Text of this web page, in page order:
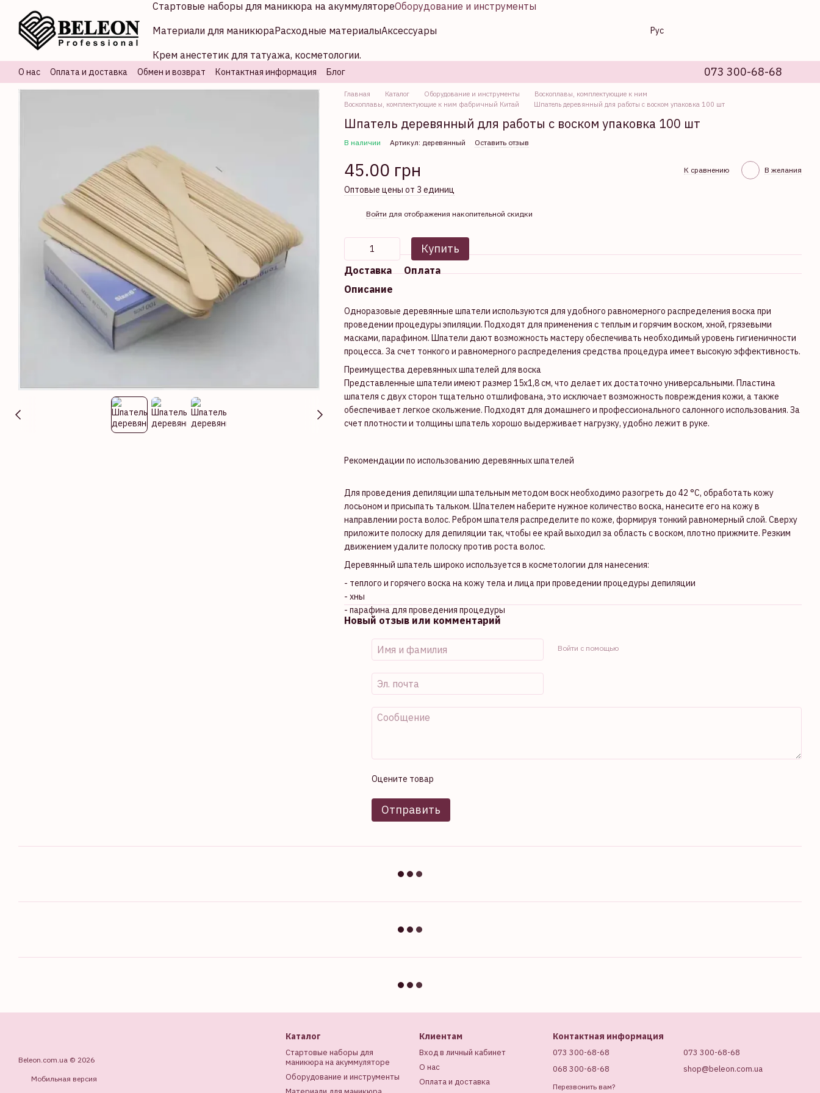
Перейти к основному контенту Стартовые наборы для маникюра на акуммулятореОборудование и инструменты
Материали для маникюраРасходные материалыАксессуары
Крем анестетик для татуажа, косметологии.
Рус
О нас Оплата и доставка Обмен и возврат Контактная информация Блог 073 300-68-68
Главная Каталог Оборудование и инструменты
Воскоплавы, комплектующие к ним
Воскоплавы, комплектующие к ним фабричный Китай
Шпатель деревянный для работы с воском упаковка 100 шт
Шпатель деревянный для работы с воском упаковка 100 шт
В наличии Артикул: деревянный Оставить отзыв
45.00 грн К сравнению В желания
Оптовые цены от 3 единиц
Войти для отображения накопительной скидки
Купить
Доставка
Оплата
Описание
Одноразовые деревянные шпатели используются для удобного равномерного распределения воска при
проведении процедуры эпиляции. Подходят для применения с теплым и горячим воском, хной, грязевыми
масками, парафином. Шпатели дают возможность мастеру обеспечивать необходимый уровень гигиеничности
процесса. За счет тонкого и равномерного распределения средства процедура имеет высокую эффективность.
Преимущества деревянных шпателей для воска
Представленные шпатели имеют размер 15х1,8 см, что делает их достаточно универсальными. Пластина
шпателя с двух сторон тщательно отшлифована, это исключает возможность повреждения кожи, а также
обеспечивает легкое скольжение. Подходят для домашнего и профессионального салонного использования. За
счет плотности и толщины шпатель хорошо выдерживает нагрузку, удобно лежит в руке.
Рекомендации по использованию деревянных шпателей
Для проведения депиляции шпательным методом воск необходимо разогреть до 42 °С, обработать кожу
лосьоном и присыпать тальком. Шпателем наберите нужное количество воска, нанесите его на кожу в
направлении роста волос. Ребром шпателя распределите по коже, формируя тонкий равномерный слой. Сверху
приложите полоску для депиляции так, чтобы ее край выходил за область с воском, плотно прижмите. Резким
движением удалите полоску против роста волос.
Деревянный шпатель широко используется в косметологии для нанесения:
- теплого и горячего воска на кожу тела и лица при проведении процедуры депиляции
- хны
- парафина для проведения процедуры
Новый отзыв или комментарий
Войти с помощью
Оцените товар
Отправить
Beleon.com.ua © 2026
Мобильная версия
Каталог
Стартовые наборы для
маникюра на акуммуляторе
Оборудование и инструменты
Клиентам
Вход в личный кабинет
О нас
Оплата и доставка
Контактная информация
073 300-68-68
068 300-68-68
Перезвонить вам?
073 300-68-68
shop@beleon.com.ua